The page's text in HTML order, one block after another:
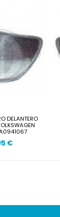
DELANTERO
€